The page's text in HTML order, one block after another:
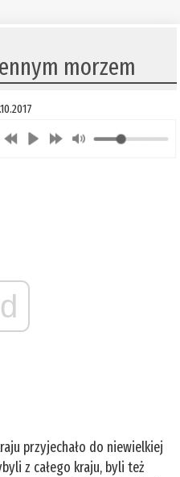
morzem
przyjechało do niewielkiej
z całego kraju, byli też